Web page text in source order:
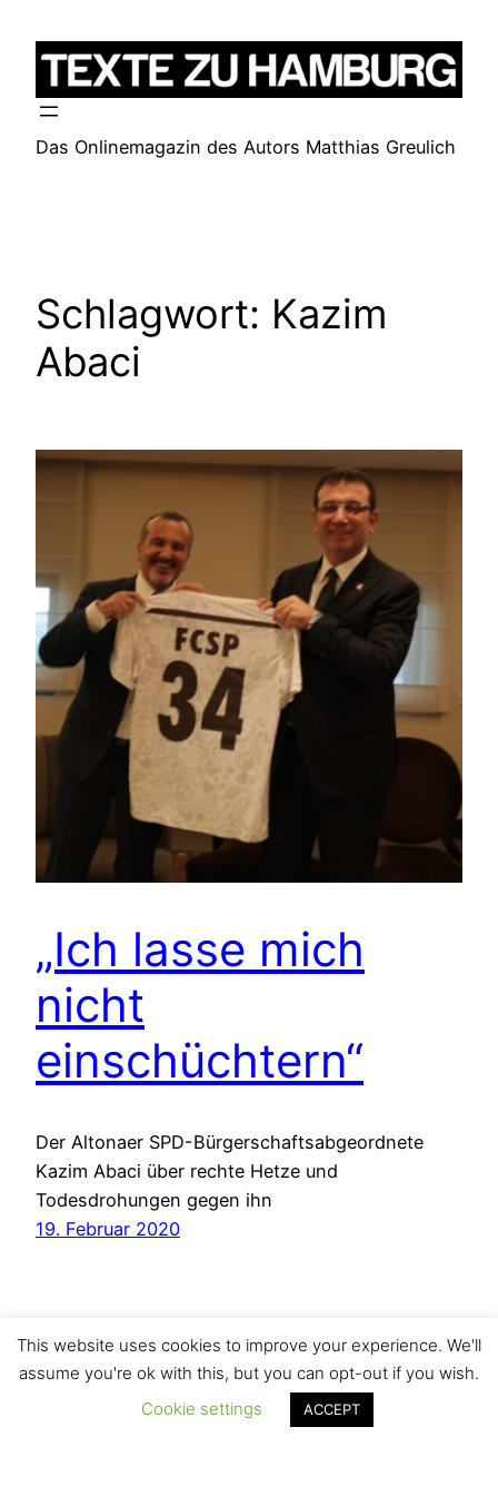
Inhalt
springen
Das Onlinemagazin des Autors Matthias Greulich
Schlagwort: Kazim
Abaci
„Ich lasse mich
nicht
einschüchtern“
Der Altonaer SPD-Bürgerschaftsabgeordnete
Kazim Abaci über rechte Hetze und
Todesdrohungen gegen ihn
19. Februar 2020
This website uses cookies to improve your experience. We'll
assume you're ok with this, but you can opt-out if you wish.
Cookie settings
ACCEPT